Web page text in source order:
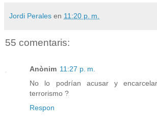
Jordi Perales en 11:20 p. m.
55 comentaris:
Anònim 11:27 p. m.
No lo podrían acusar y
terrorismo ?
Respon